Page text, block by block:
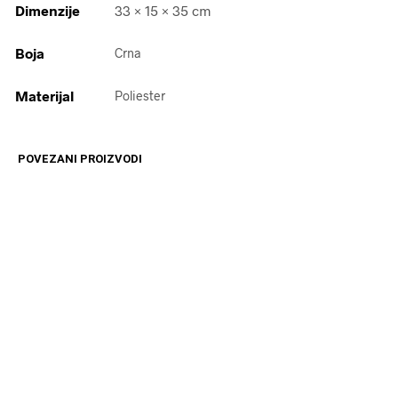
Dimenzije 33 × 15 × 35 cm
Boja Crna
Materijal Poliester
POVEZANI PROIZVODI